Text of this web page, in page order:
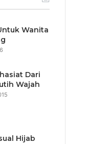
Wanita
Dari
Wajah
Hijab